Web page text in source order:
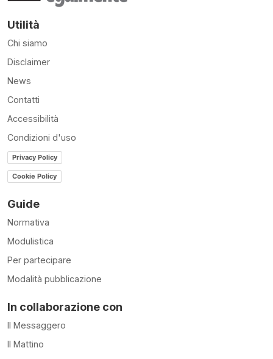
Utilità
Chi siamo
Disclaimer
News
Contatti
Accessibilità
Condizioni d'uso
Privacy Policy
Cookie Policy
Guide
Normativa
Modulistica
Per partecipare
Modalità pubblicazione
In collaborazione con
Il Messaggero
Il Mattino